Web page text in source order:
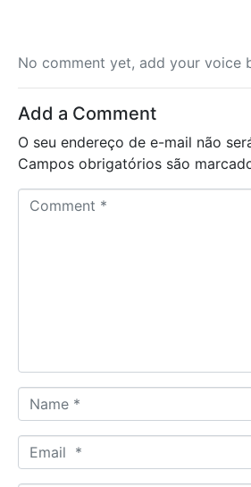
No comment yet, add your voice
Add a Comment
O seu endereço de e-mail não
Campos obrigatórios são
a
m
*
m